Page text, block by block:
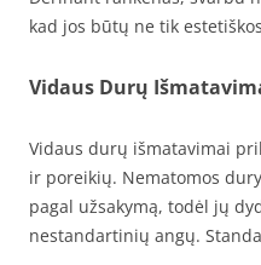
kad jos būtų ne tik
Vidaus Durų
Vidaus durų išmatavimai
ir poreikių. Nematomos
pagal užsakymą, todėl jų
nestandartinių angų.